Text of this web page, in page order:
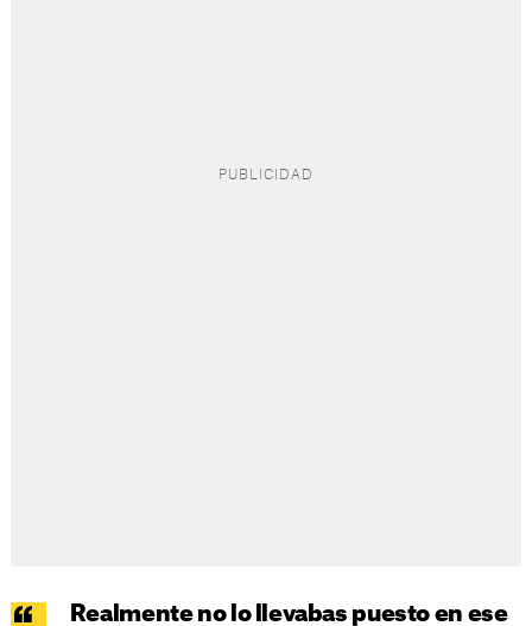
Realmente no lo llevabas puesto en ese